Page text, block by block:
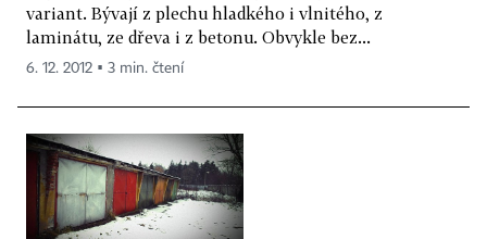
variant. Bývají z plechu hladkého i vlnitého, z
laminátu, ze dřeva i z betonu. Obvykle bez...
6. 12. 2012 ▪ 3 min. čtení